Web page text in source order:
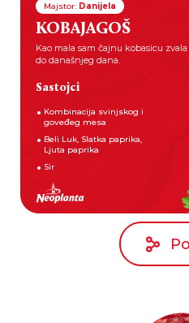
Majstor: Danijela
KOBAJAGOŠ
Kao mala sam čajnu kobasicu
do današnjeg dana.
Sastojci
Kombinacija svinjskog i
goveđeg mesa
Beli Luk, Slatka paprika,
Ljuta paprika
Sir